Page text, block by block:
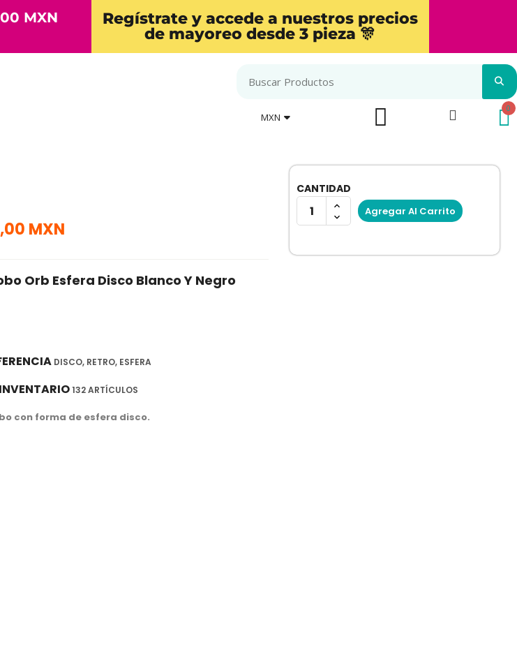
MXN
Regístrate y accede a nuestros precios
de mayoreo desde 3 pieza 🎊
MXN
MXN
Orb Esfera Disco Blanco Y Negro
DISCO, RETRO, ESFERA
132 ARTÍCULOS
con forma de esfera disco.
CANTIDAD
Agregar Al Carrito